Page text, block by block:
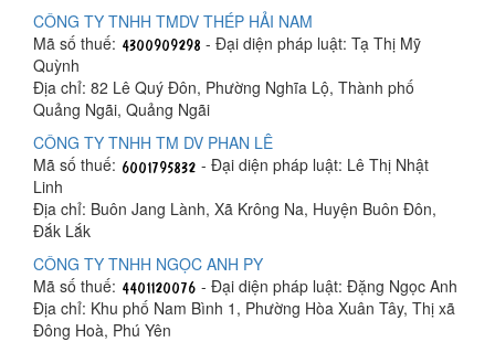
CÔNG TY TNHH TMDV THÉP HẢI NAM
Mã số thuế:
- Đại diện pháp luật: Tạ Thị Mỹ
Quỳnh
Địa chỉ: 82 Lê Quý Đôn, Phường Nghĩa Lộ, Thành phố
Quảng Ngãi, Quảng Ngãi
CÔNG TY TNHH TM DV PHAN LÊ
Mã số thuế:
- Đại diện pháp luật: Lê Thị Nhật
Linh
Địa chỉ: Buôn Jang Lành, Xã Krông Na, Huyện Buôn Đôn,
Đắk Lắk
CÔNG TY TNHH NGỌC ANH PY
Mã số thuế:
- Đại diện pháp luật: Đặng Ngọc Anh
Địa chỉ: Khu phố Nam Bình 1, Phường Hòa Xuân Tây, Thị xã
Đông Hoà, Phú Yên